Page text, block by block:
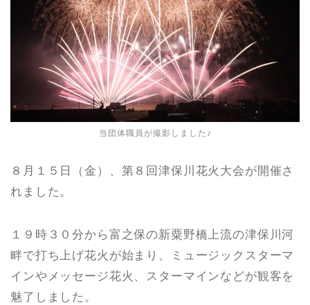
当団体職員が撮影しました♪
８月１５日（金）、第８回津保川花火大会が開催さ
れました。
１９時３０分から富之保の新粟野橋上流の津保川河
畔で打ち上げ花火が始まり、ミュージックスターマ
インやメッセージ花火、スターマインなどが観客を
魅了しました。